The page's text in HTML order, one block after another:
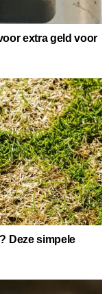
extra geld voor
Deze simpele